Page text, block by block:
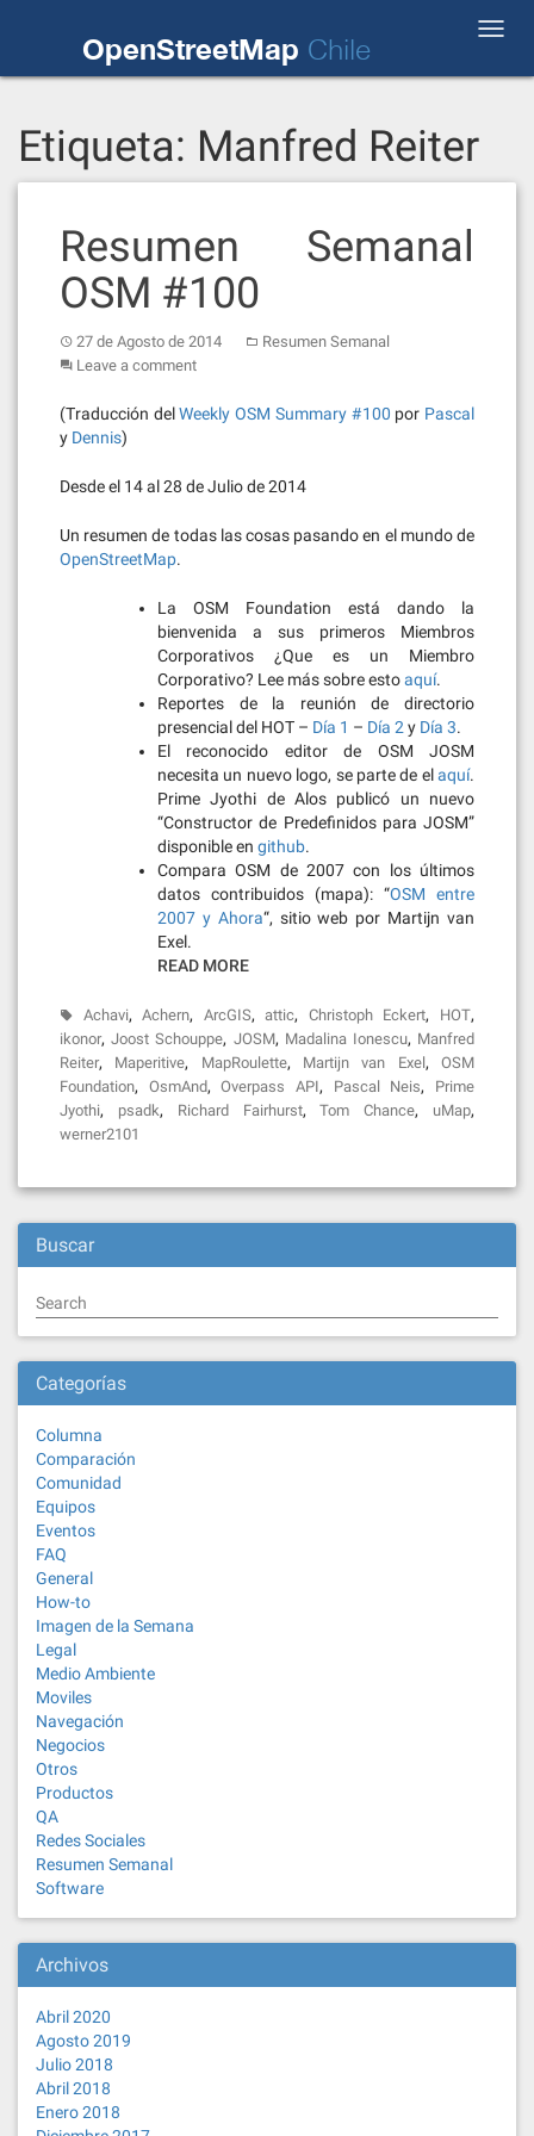
OpenStreetMap Chile
Etiqueta: Manfred Reiter
Resumen Semanal
OSM #100
27 de Agosto de 2014
Resumen Semanal
Leave a comment
(Traducción delWeekly OSM Summary #100 por Pascal
y Dennis)
Desde el 14 al 28 de Julio de 2014
Un resumen de todas las cosas pasando en el mundo de
OpenStreetMap.
La OSM Foundation está dando la
bienvenida a sus primeros Miembros
Corporativos ¿Que es un Miembro
Corporativo? Lee más sobre estoaquí.
Reportes de la reunión de directorio
presencial del HOT – Día 1 – Día 2 y Día 3.
El reconocido editor de OSM JOSM
necesita un nuevo logo, se parte de elaquí.
Prime Jyothi de Alos publicó un nuevo
“Constructor de Predefinidos para JOSM”
disponible en github.
Compara OSM de 2007 con los últimos
datos contribuidos (mapa): “OSM entre
2007 y Ahora“, sitio web por Martijn van
Exel.
READ MORE
Achavi,Achern, ArcGIS,attic, Christoph Eckert, HOT,
ikonor,Joost Schouppe, JOSM, Madalina Ionescu, Manfred
Reiter, Maperitive, MapRoulette, Martijn van Exel,OSM
Foundation, OsmAnd,Overpass API, Pascal Neis, Prime
Jyothi, psadk, Richard Fairhurst,Tom Chance, uMap,
werner2101
Buscar
Search
Categorías
Columna
Comparación
Comunidad
Equipos
Eventos
FAQ
General
How-to
Imagen de la Semana
Legal
Medio Ambiente
Moviles
Navegación
Negocios
Otros
Productos
QA
Redes Sociales
Resumen Semanal
Software
Archivos
Abril 2020
Agosto 2019
Julio 2018
Abril 2018
Enero 2018